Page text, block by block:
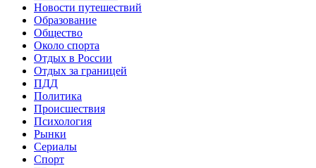
Новости путешествий
Образование
Общество
Около спорта
Отдых в России
Отдых за границей
ПДД
Политика
Происшествия
Психология
Рынки
Сериалы
Спорт